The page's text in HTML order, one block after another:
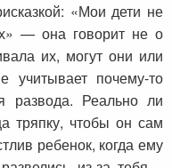
«Мои дети не
— она говорит не о
их, могут они или
почему-то
развода. Реально ли
тряпку, чтобы он сам
ребенок, когда ему